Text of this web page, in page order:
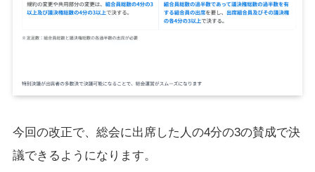
今回の改正で、総会に出席した人の4分の3の賛成で決
議できるようになります。